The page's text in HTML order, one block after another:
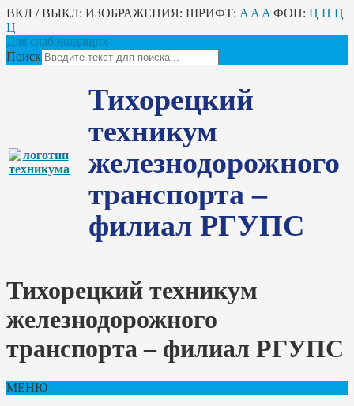
ВКЛ / ВЫКЛ: ИЗОБРАЖЕНИЯ: ШРИФТ: A A A ФОН: Ц Ц Ц
Ц
Для слабовидящих
Поиск
Тихорецкий
техникум
железнодорожного
транспорта –
филиал РГУПС
Тихорецкий техникум
железнодорожного
транспорта – филиал РГУПС
МЕНЮ